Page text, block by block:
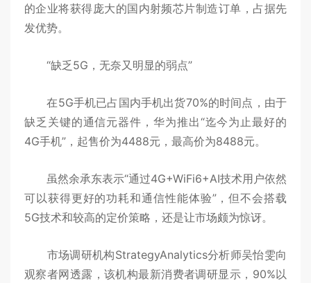
的企业将获得庞大的国内射频芯片制造订单，占据先
发优势。
“缺乏5G，无奈又明显的弱点”
在5G手机已占国内手机出货70%的时间点，由于
缺乏关键的通信元器件，华为推出“迄今为止最好的
4G手机”，起售价为4488元，最高价为8488元。
虽然余承东表示“通过4G+WiFi6+AI技术用户依然
可以获得更好的功耗和通信性能体验”，但不会搭载
5G技术和较高的定价策略，还是让市场颇为惊讶。
市场调研机构StrategyAnalytics分析师吴怡雯向
观察者网透露，该机构最新消费者调研显示，90%以